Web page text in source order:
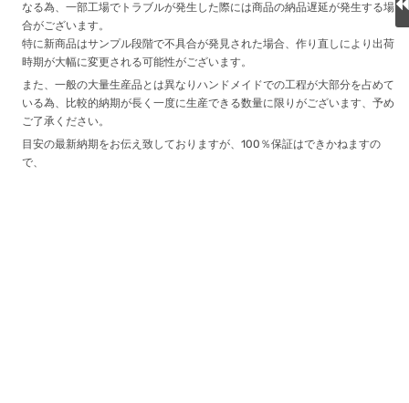
なる為、一部工場でトラブルが発生した際には商品の納品遅延が発生する場
合がございます。
特に新商品はサンプル段階で不具合が発見された場合、作り直しにより出荷
時期が大幅に変更される可能性がございます。
また、一般の大量生産品とは異なりハンドメイドでの工程が大部分を占めて
いる為、比較的納期が長く一度に生産できる数量に限りがございます、予め
ご了承ください。
目安の最新納期をお伝え致しておりますが、100％保証はできかねますの
で、